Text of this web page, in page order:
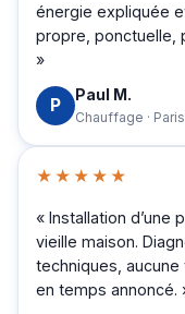
énergie expliquée
propre, ponctuelle,
»
P Paul M.
Chauffage ·
★★★★★
« Installation d’une
vieille maison.
techniques,
en temps annoncé.